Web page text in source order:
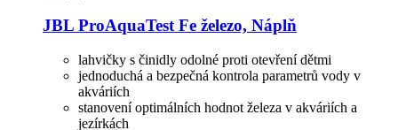
JBL ProAquaTest Fe železo, Náplň
lahvičky s činidly odolné proti otevření dětmi
jednoduchá a bezpečná kontrola parametrů vody v
akváriích
stanovení optimálních hodnot železa v akváriích a
jezírkách